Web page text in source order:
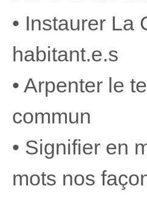
• Instaurer La
habitant.e.s
• Arpenter le
commun
• Signifier en
mots nos